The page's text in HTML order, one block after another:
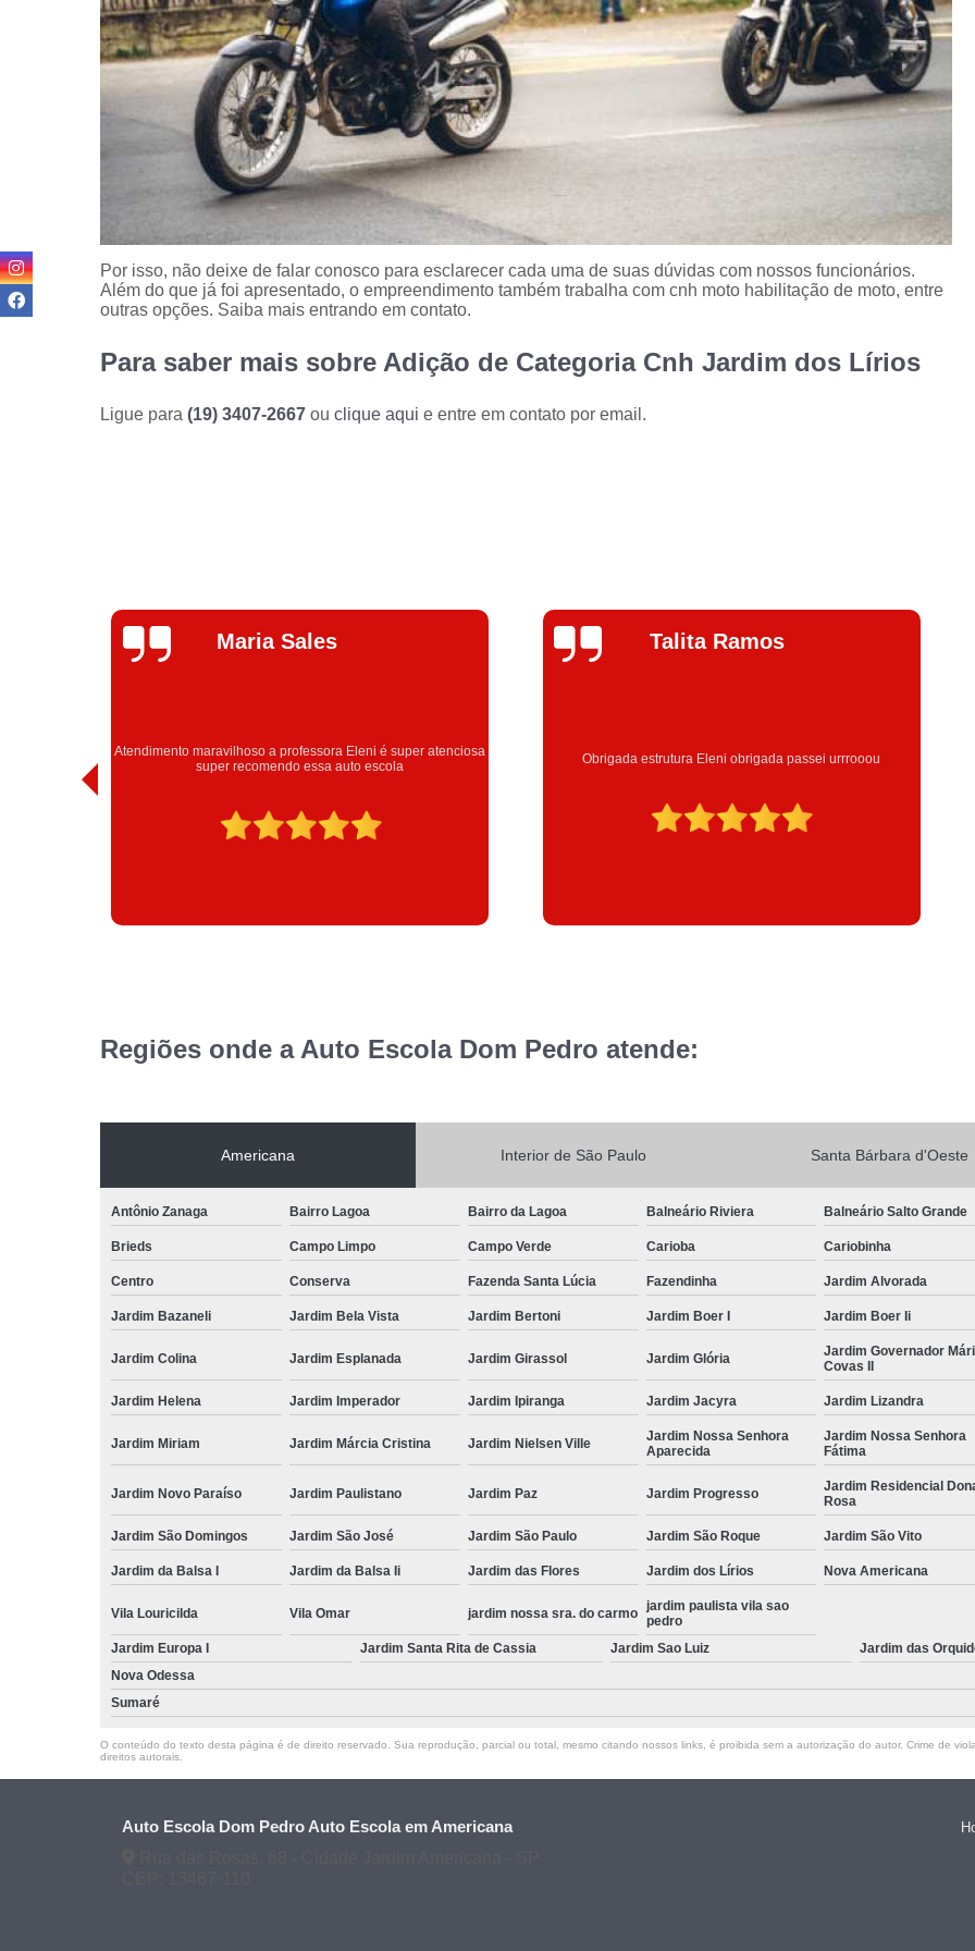
Por isso, não deixe de falar conosco para esclarecer cada uma de suas dúvidas com nossos funcionários.
Além do que já foi apresentado, o empreendimento também trabalha com cnh moto habilitação de moto, entre
outras opções. Saiba mais entrando em contato.
Para saber mais sobre Adição de Categoria Cnh Jardim dos Lírios
Ligue para (19) 3407-2667 ou clique aqui e entre em contato por email.
Talita Ramos
Obrigada estrutura Eleni obrigada passei urrrooou
Jhenifer
Correia
Excelente atendimento , a Instrutora Eleni maravilhosa
atenciosa
Regiões onde a Auto Escola Dom Pedro atende:
Americana Interior de São Paulo Santa Bárbara d'Oeste
Antônio Zanaga Bairro Lagoa Bairro da Lagoa Balneário Riviera Balneário Salto Grande
Brieds Campo Limpo Campo Verde Carioba Cariobinha
Centro Conserva Fazenda Santa Lúcia Fazendinha Jardim Alvorada
Jardim Bazaneli Jardim Bela Vista Jardim Bertoni Jardim Boer I Jardim Boer Ii
Jardim Colina Jardim Esplanada Jardim Girassol Jardim Glória
Jardim Governador
Covas II
Jardim Helena Jardim Imperador Jardim Ipiranga Jardim Jacyra Jardim Lizandra
Jardim Miriam Jardim Márcia Cristina Jardim Nielsen Ville
Jardim Nossa Senhora
Aparecida
Jardim Nossa Senhora
Fátima
Jardim Novo Paraíso Jardim Paulistano Jardim Paz Jardim Progresso
Jardim Residencial
Rosa
Jardim São Domingos Jardim São José Jardim São Paulo Jardim São Roque Jardim São Vito
Jardim da Balsa I Jardim da Balsa Ii Jardim das Flores Jardim dos Lírios Nova Americana
Vila Louricilda Vila Omar jardim nossa sra. do carmo
jardim paulista vila sao
pedro
Jardim Europa I
Jardim Santa Rita de Cassia Jardim Sao Luiz Jardim das
Nova Odessa
Sumaré
O conteúdo do texto desta página é de direito reservado. Sua reprodução, parcial ou total, mesmo citando nossos links, é proibida sem a autorização do autor. Crime de
direitos autorais
Auto Escola Dom Pedro Auto Escola em Americana